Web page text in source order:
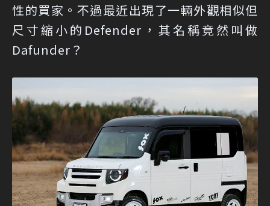
性的買家。不過最近出現了一輛外觀相似但
尺寸縮小的Defender，其名稱竟然叫做
Dafunder？